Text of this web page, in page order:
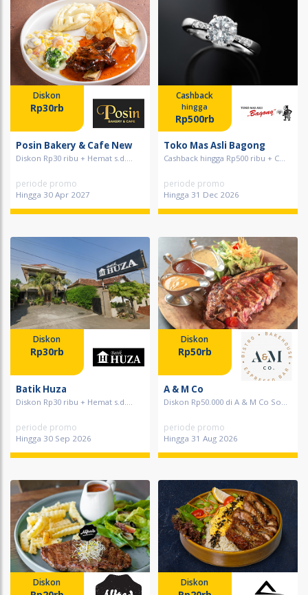
Diskon
Rp30rb
Posin Bakery & Cafe New
Diskon Rp30 ribu + Hemat s.d....
periode promo
Hingga 30 Apr 2027
Cashback
hingga
Rp500rb
Toko Mas Asli Bagong
Cashback hingga Rp500 ribu + C...
periode promo
Hingga 31 Dec 2026
Diskon
Rp30rb
Batik Huza
Diskon Rp30 ribu + Hemat s.d....
periode promo
Hingga 30 Sep 2026
Diskon
Rp50rb
A & M Co
Diskon Rp50.000 di A & M Co So...
periode promo
Hingga 31 Aug 2026
Diskon Diskon